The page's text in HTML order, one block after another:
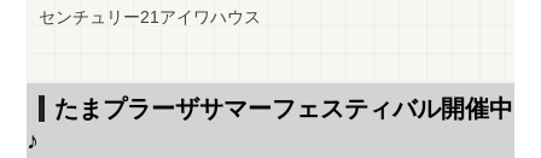
センチュリー21アイワハウス
たまプラーザサマーフェスティバル開催中
♪